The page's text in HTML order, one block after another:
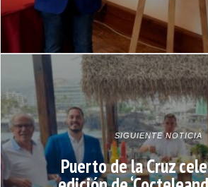
SIGUIENTE NOTICIA
Puerto de la Cruz